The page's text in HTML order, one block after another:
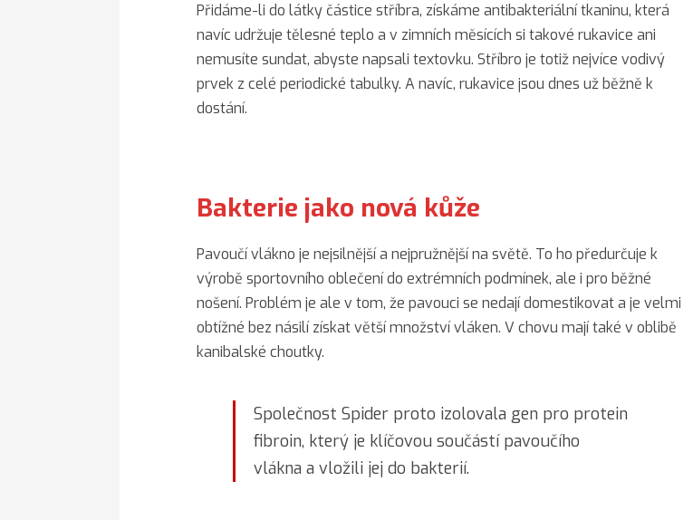
Přidáme-li do látky částice stříbra, získáme antibakteriální tkaninu, která
navíc udržuje tělesné teplo a v zimních měsících si takové rukavice ani
nemusíte sundat, abyste napsali textovku. Stříbro je totiž nejvíce vodivý
prvek z celé periodické tabulky. A navíc, rukavice jsou dnes už běžně k
dostání.
Bakterie jako nová kůže
Pavoučí vlákno je nejsilnější a nejpružnější na světě. To ho předurčuje k
výrobě sportovního oblečení do extrémních podmínek, ale i pro běžné
nošení. Problém je ale v tom, že pavouci se nedají domestikovat a je velmi
obtížné bez násilí získat větší množství vláken. V chovu mají také v oblibě
kanibalské choutky.
Společnost Spider proto izolovala gen pro protein
fibroin, který je klíčovou součástí pavoučího
vlákna a vložili jej do bakterií.